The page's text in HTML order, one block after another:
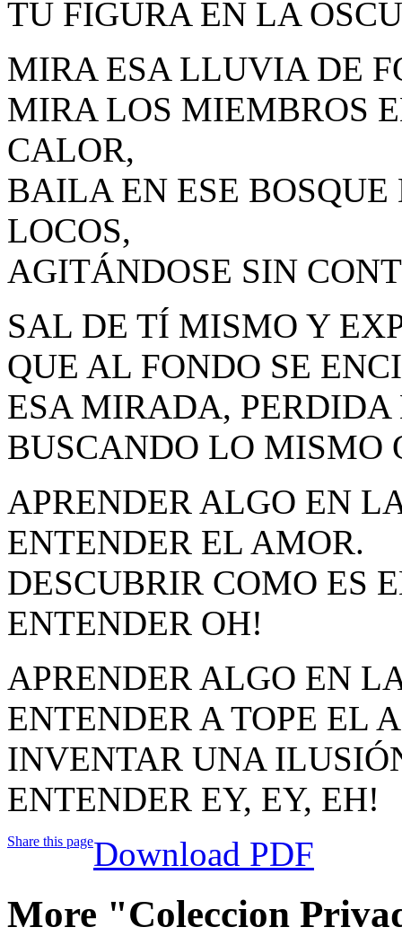
TU FIGURA EN LA
MIRA ESA LLUVIA DE
MIRA LOS MIEMBROS
CALOR,
BAILA EN ESE BOSQUE
LOCOS,
AGITÁNDOSE SIN
SAL DE TÍ MISMO Y
QUE AL FONDO SE
ESA MIRADA,
BUSCANDO LO MISMO
APRENDER ALGO EN
ENTENDER EL AMOR.
DESCUBRIR COMO ES
ENTENDER OH!
APRENDER ALGO EN
ENTENDER A TOPE EL
INVENTAR UNA
ENTENDER EY, EY, EH!
Share this pageDownload PDF
More "Coleccion